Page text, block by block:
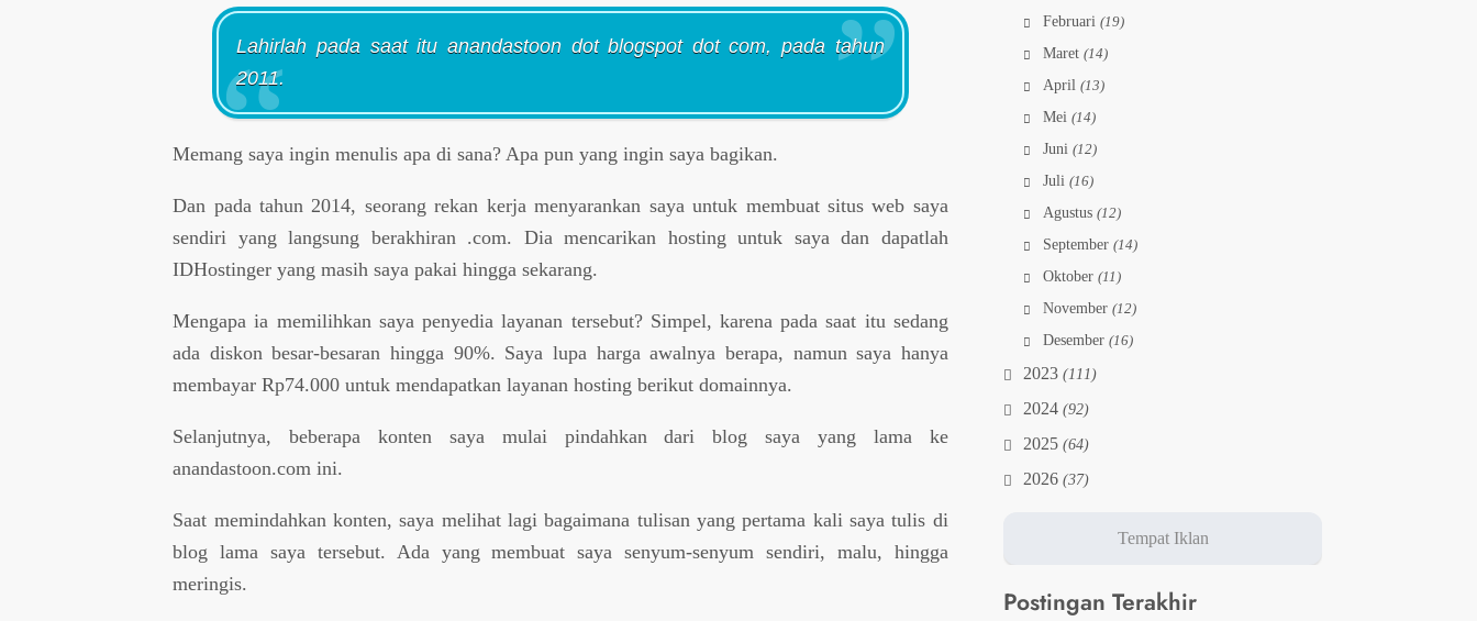
Lahirlah pada saat itu anandastoon dot blogspot dot com, pada tahun
2011.
Memang saya ingin menulis apa di sana? Apa pun yang ingin saya bagikan.
Dan pada tahun 2014, seorang rekan kerja menyarankan saya untuk membuat situs web saya
sendiri yang langsung berakhiran .com. Dia mencarikan hosting untuk saya dan dapatlah
IDHostinger yang masih saya pakai hingga sekarang.
Mengapa ia memilihkan saya penyedia layanan tersebut? Simpel, karena pada saat itu sedang
ada diskon besar-besaran hingga 90%. Saya lupa harga awalnya berapa, namun saya hanya
membayar Rp74.000 untuk mendapatkan layanan hosting berikut domainnya.
Selanjutnya, beberapa konten saya mulai pindahkan dari blog saya yang lama ke
anandastoon.com ini.
Saat memindahkan konten, saya melihat lagi bagaimana tulisan yang pertama kali saya tulis di
blog lama saya tersebut. Ada yang membuat saya senyum-senyum sendiri, malu, hingga
meringis.
Februari(19)
Maret(14)
April(13)
Mei(14)
Juni(12)
Juli(16)
Agustus(12)
September(14)
Oktober(11)
November(12)
Desember(16)
2023(111)
2024(92)
2025(64)
2026(37)
Postingan Terakhir